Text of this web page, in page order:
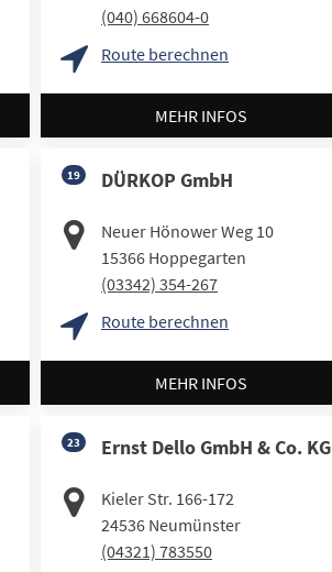
(040) 668604-0
Route berechnen
MEHR INFOS
19 DÜRKOP GmbH
Neuer Hönower Weg 10
15366 Hoppegarten
(03342) 354-267
Route berechnen
MEHR INFOS
23 Ernst Dello GmbH & Co. KG
Kieler Str. 166-172
24536 Neumünster
(04321) 783550